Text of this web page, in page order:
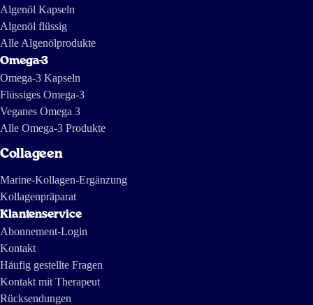
Algenöl Kapseln
Algenöl flüssig
Alle Algenölprodukte
Omega-3
Omega-3 Kapseln
Flüssiges Omega-3
Veganes Omega 3
Alle Omega-3 Produkte
Collageen
Marine-Kollagen-Ergänzung
Kollagenpräparat
Klantenservice
Abonnement-Login
Kontakt
Häufig gestellte Fragen
Kontakt mit Therapeut
Rücksendungen